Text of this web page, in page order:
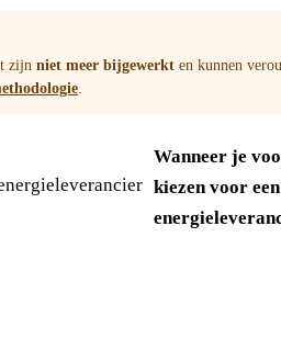
zijn niet meer bijgewerkt en kunnen
.
Wanneer je
kiezen voor een